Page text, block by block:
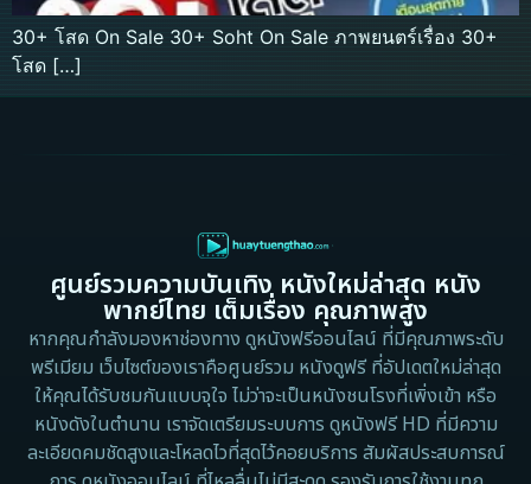
30+ โสด On Sale 30+ Soht On Sale ภาพยนตร์เรื่อง 30+
โสด […]
ศูนย์รวมความบันเทิง หนังใหม่ล่าสุด หนัง
พากย์ไทย เต็มเรื่อง คุณภาพสูง
หากคุณกำลังมองหาช่องทาง ดูหนังฟรีออนไลน์ ที่มีคุณภาพระดับ
พรีเมียม เว็บไซต์ของเราคือศูนย์รวม หนังดูฟรี ที่อัปเดตใหม่ล่าสุด
ให้คุณได้รับชมกันแบบจุใจ ไม่ว่าจะเป็นหนังชนโรงที่เพิ่งเข้า หรือ
หนังดังในตำนาน เราจัดเตรียมระบบการ ดูหนังฟรี HD ที่มีความ
ละเอียดคมชัดสูงและโหลดไวที่สุดไว้คอยบริการ สัมผัสประสบการณ์